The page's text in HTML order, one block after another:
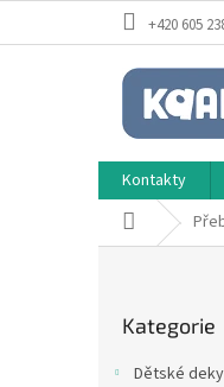
+420 605
Kontakty
Domů
kategorie
Kategorie
Dětské deky